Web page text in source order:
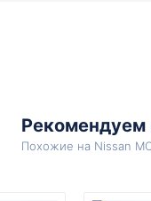
Рекомендуем
Похожие на Nissan